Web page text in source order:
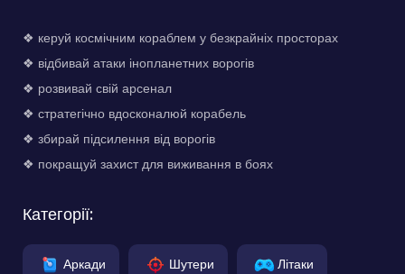
❖ керуй космічним кораблем у безкрайніх просторах
❖ відбивай атаки інопланетних ворогів
❖ розвивай свій арсенал
❖ стратегічно вдосконалюй корабель
❖ збирай підсилення від ворогів
❖ покращуй захист для виживання в боях
Категорії:
Аркади Шутери Літаки